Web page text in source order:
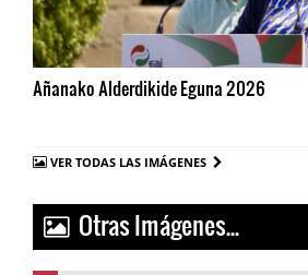
Añanako Alderdikide Eguna 2026
VER TODAS LAS IMÁGENES
Otras Imágenes...